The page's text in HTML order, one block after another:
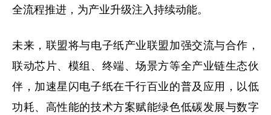
全流程推进，为产业升级注入持续动能。
未来，联盟将与电子纸产业联盟加强交流与合作，
联动芯片、模组、终端、场景方等全产业链生态伙
伴，加速星闪电子纸在千行百业的普及应用，以低
功耗、高性能的技术方案赋能绿色低碳发展与数字